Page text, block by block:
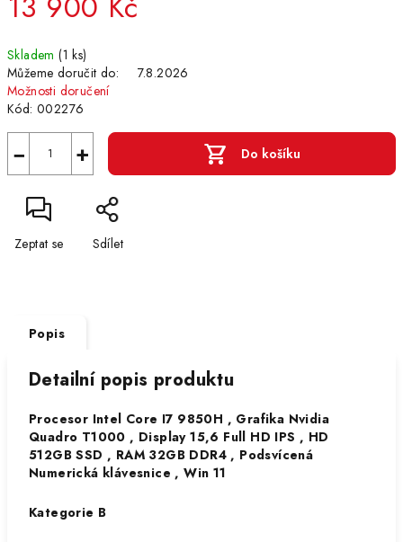
cena:
Skladem(1 ks)
Můžeme doručit do:
7.8.2026
Možnosti doručení
Kód: 002276
+
− Do košíku
Zeptat se Sdílet
Popis
Detailní popis produktu
Procesor Intel Core I7 9850H , Grafika Nvidia
Quadro T1000 , Display 15,6 Full HD IPS , HD
512GB SSD , RAM 32GB DDR4 , Podsvícená
Numerická klávesnice , Win 11
Kategorie B